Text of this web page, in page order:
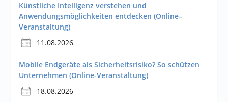
Künstliche Intelligenz verstehen und
Anwendungsmöglichkeiten entdecken (Online–
Veranstaltung)
11.08.2026
Mobile Endgeräte als Sicherheitsrisiko? So schützen
Unternehmen (Online-Veranstaltung)
18.08.2026